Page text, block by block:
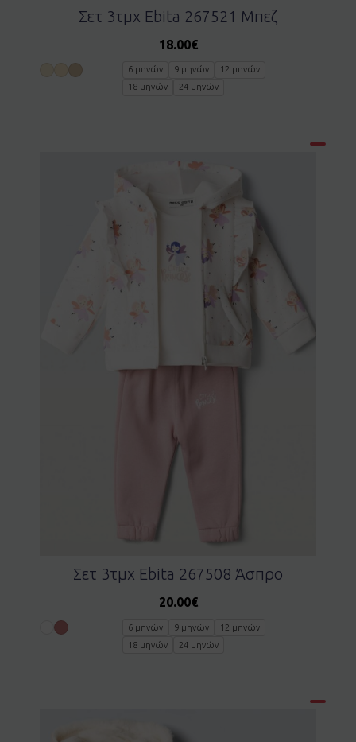
Σετ 3τμχ Ebita 267521 Μπεζ
18.00€
6 μηνών 9 μηνών
12 μηνών
18 μηνών
24 μηνών
Σετ 3τμχ Ebita 267508 Άσπρο
20.00€
6 μηνών 9 μηνών
12 μηνών
18 μηνών
24 μηνών